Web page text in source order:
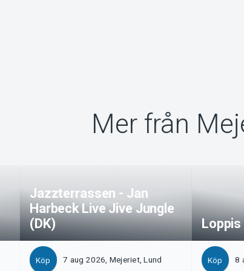
Mer från
Jazzterrassen - Jan
Harbeck Live Jive Jungle
(DK)
Köp 7 aug 2026, Mejeriet, Lund Köp 8